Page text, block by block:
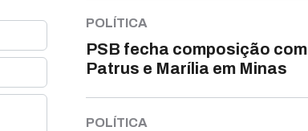
POLÍTICA
PSB fecha composição com
Patrus e Marília em Minas
POLÍTICA